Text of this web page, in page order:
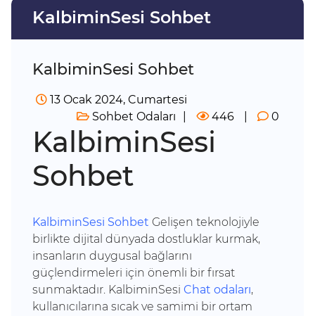
KalbiminSesi Sohbet
KalbiminSesi Sohbet
13 Ocak 2024, Cumartesi
Sohbet Odaları
446 0
KalbiminSesi
Sohbet
KalbiminSesi Sohbet Gelişen teknolojiyle
birlikte dijital dünyada dostluklar kurmak,
insanların duygusal bağlarını
güçlendirmeleri için önemli bir fırsat
sunmaktadır. KalbiminSesi Chat odaları,
kullanıcılarına sıcak ve samimi bir ortam